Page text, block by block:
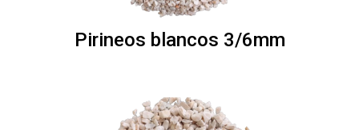
Pirineos blancos 3/6mm